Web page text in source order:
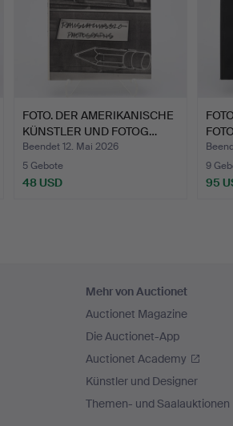
FOTO. DER AMERIKANISCHE
KÜNSTLER UND FOTOG…
Beendet 12. Mai 2026
5 Gebote
48 USD
9
95
Mehr von Auctionet
Auctionet Magazine
Die Auctionet-App
Auctionet Academy
Künstler und Designer
Themen- und Saalauktionen